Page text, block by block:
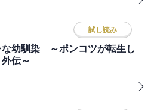
試し読み
な幼馴染 ～ポンコツが転生し
伝～